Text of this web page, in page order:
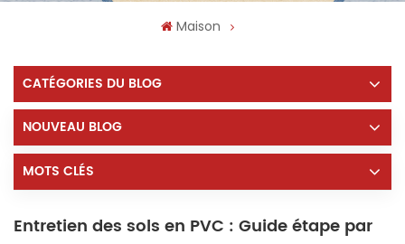
Maison
CATÉGORIES DU BLOG
NOUVEAU BLOG
MOTS CLÉS
Entretien des sols en PVC : Guide étape par